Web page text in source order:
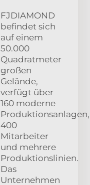
FJDIAMOND
befindet sich
auf einem
50.000
Quadratmeter
großen
Gelände,
verfügt über
160 moderne
Produktionsanlagen,
400
Mitarbeiter
und mehrere
Produktionslinien.
Das
Unternehmen